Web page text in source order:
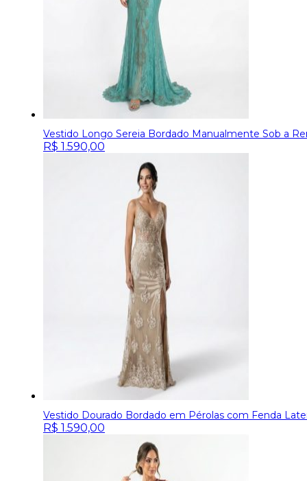
Vestido Longo Sereia Bordado Manualmente Sob a
R$ 1.590,00
Vestido Dourado Bordado em Pérolas com Fenda
R$ 1.590,00